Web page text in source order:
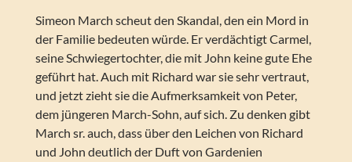
Simeon March scheut den Skandal, den ein Mord in
der Familie bedeuten würde. Er verdächtigt Carmel,
seine Schwiegertochter, die mit John keine gute Ehe
geführt hat. Auch mit Richard war sie sehr vertraut,
und jetzt zieht sie die Aufmerksamkeit von Peter,
dem jüngeren March-Sohn, auf sich. Zu denken gibt
March sr. auch, dass über den Leichen von Richard
und John deutlich der Duft von Gardenien